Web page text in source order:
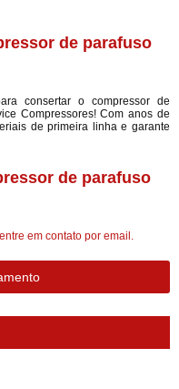
de parafuso
consertar o compressor de
Compressores! Com anos de
de primeira linha e garante
de parafuso
em contato por email.